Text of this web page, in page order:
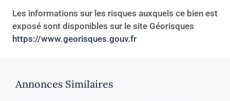
Les informations sur les risques auxquels ce bien est
exposé sont disponibles sur le site Géorisques
https://www.georisques.gouv.fr
Annonces Similaires